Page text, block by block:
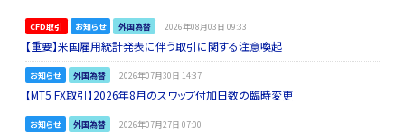
CFD取引 お知らせ 外国為替 2026年08月03日 09:33
【重要】米国雇用統計発表に伴う取引に関する注意喚起
お知らせ 外国為替 2026年07月30日 14:37
【MT5 FX取引】2026年8月のスワップ付加日数の臨時変更
お知らせ 外国為替 2026年07月27日 07:00